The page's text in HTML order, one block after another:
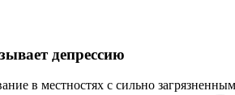
депрессию
в местностях с сильно